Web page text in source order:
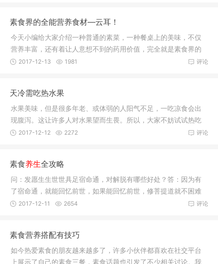
素食界的全能营养食材—云耳！
今天小编给大家介绍一种普通的素菜，一种餐桌上的美味，不仅
营养丰富，还有着让人意想不到的药用价值，完全就是素食界的
全能食品
评论
2017-12-13 1981
天冷需吃热水果
水果美味，但是很多年老、或体弱的人阳气不足，一吃凉食会出
现腹泻。这让许多人对水果望而生畏。所以，大家不妨试试热吃
水果。盐
评论
2017-12-12 2272
素食养生全攻略
问：发愿生生世世具足宿命通，对解脱有哪些好处？答：因为有
了宿命通，就能回忆前世，如果能回忆前世，修菩提道就不困难
了。很多
评论
2017-12-11 2654
素食营养搭配有技巧
如今热爱素食的朋友越来越多了，许多小伙伴都喜欢在社交平台
上展示了自己的素食三餐，素食话题也引发了不少相关讨论。我